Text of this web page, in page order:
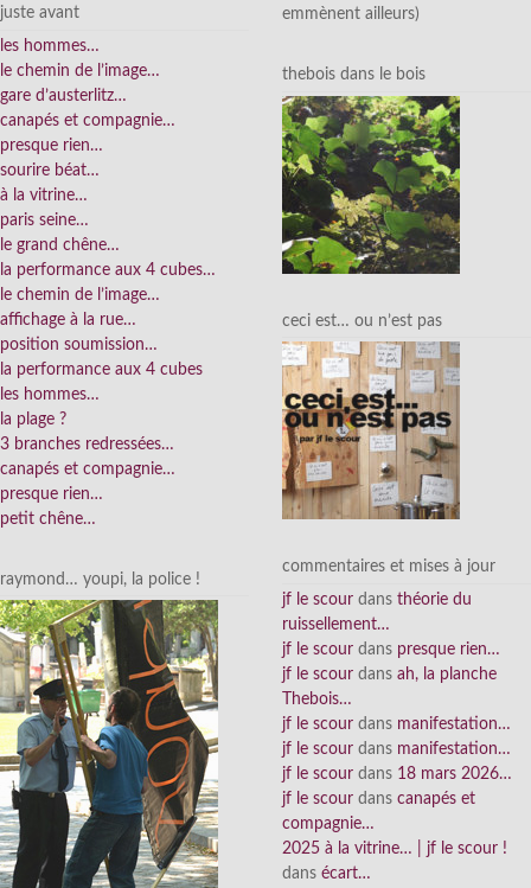
juste avant
les hommes…
le chemin de l’image…
gare d’austerlitz…
canapés et compagnie…
presque rien…
sourire béat…
à la vitrine…
paris seine…
le grand chêne…
la performance aux 4 cubes…
le chemin de l’image…
affichage à la rue…
position soumission…
la performance aux 4 cubes
les hommes…
la plage ?
3 branches redressées…
canapés et compagnie…
presque rien…
petit chêne…
raymond… youpi, la police !
emmènent ailleurs)
thebois dans le bois
ceci est… ou n’est pas
commentaires et mises à jour
jf le scour dans théorie du
ruissellement…
jf le scour dans presque rien…
jf le scour dans ah, la planche
Thebois…
jf le scour dans manifestation…
jf le scour dans manifestation…
jf le scour dans 18 mars 2026…
jf le scour dans canapés et
compagnie…
2025 à la vitrine… | jf le scour !
dans écart…